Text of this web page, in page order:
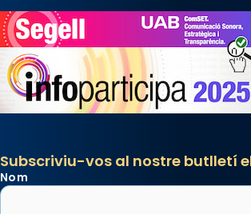
Subscriviu-vos al nostre butlletí
Nom